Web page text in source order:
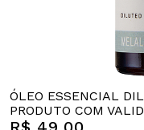
ÓLEO ESSENCIAL
PRODUTO COM